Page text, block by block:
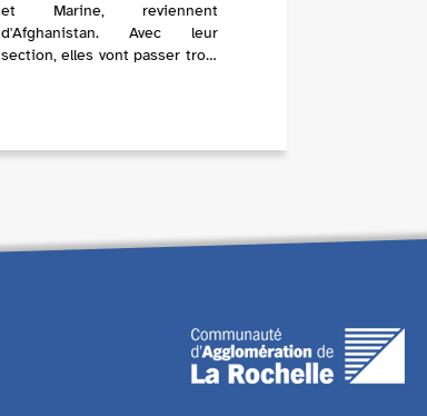
et Marine, reviennent
d'Afghanistan. Avec leur
section, elles vont passer trois